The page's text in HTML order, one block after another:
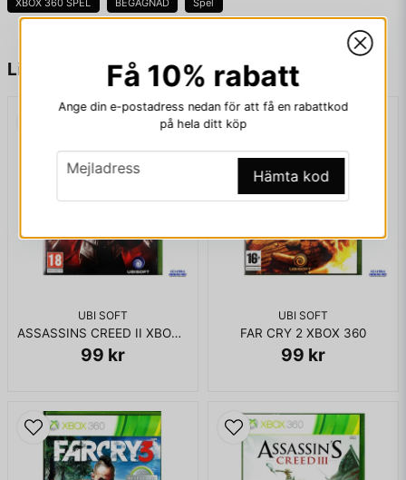
Liknande produkter
UBI SOFT
ASSASSINS CREED II XBOX 360
99 kr
UBI SOFT
FAR CRY 2 XBOX 360
99 kr
Jakt och överlevnad i vildmarken 🏹 Multiplayer-läge med
👉 Ett måste för fans av historiska äventyr och actionfyllda
KOMPLETT I BOX
XBOX 360 SPEL BEGAGNAD Spel
Få 10% rabatt
Ange din e-postadress nedan för att få en rabattkod
på hela ditt köp
email
Mejladress Hämta kod